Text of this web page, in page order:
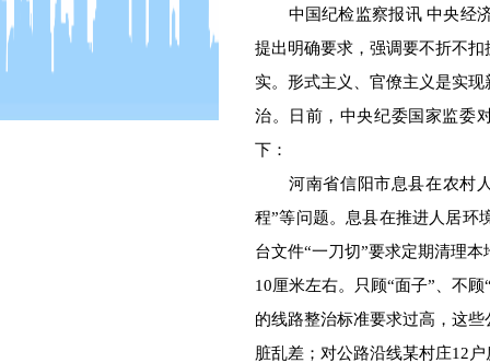
中国纪检监察报讯 中央经济
提出明确要求，强调要不折不
实。形式主义、官僚主义是实
治。日前，中央纪委国家监委
下：
河南省信阳市息县在农村人
程”等问题。息县在推进人居环
台文件“一刀切”要求定期清理
10厘米左右。只顾“面子”、不
的线路整治标准要求过高，这
脏乱差；对公路沿线某村庄12